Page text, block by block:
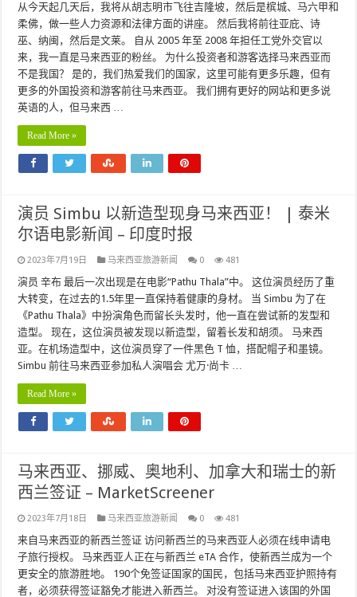
从今天起几天后，我将从胡志明市飞往吉隆坡，然后是槟城、马六甲和
柔佛，做一些人力资源和法律方面的讲座。 然后我将前往亚庇、诗
巫、纳闽，然后是文莱。 自从 2005 年至 2008 年担任工党外交官以
来，我一直是马来西亚的粉丝。 为什么投资者和游客选择马来西亚而
不是我国？ 是的，我们热爱我们的国家，这里可能有更多乐趣，但有
更多的外国投资和游客前往马来西亚。 我们拥有更好的网站和更多说
英语的人，但马来西 …
Read More »
演员 Simbu 以新造型现身马来西亚！ | 泰米
尔语电影新闻 – 印度时报
2023年7月19日 马来西亚旅游新闻 0 481
演员 辛布 最后一次出现是在电影“Pathu Thala”中。 这位演员经历了重
大转变，在过去的1.5年里一直保持着健康的身材。 当 Simbu 为了在
《Pathu Thala》中扮演角色而留长头发时，他一直在尝试新的发型和
造型。 现在，这位演员被发现以新造型，留着长发和胡须。 马来西
亚。在机场造型中，这位演员穿了一件黑色 T 恤，搭配帽子和墨镜。
Simbu 前往马来西亚参加私人演唱会 尤万·尚卡 …
Read More »
马来西亚、挪威、奥地利、加拿大和瑞士的新
西兰签证 – MarketScreener
2023年7月18日 马来西亚旅游新闻 0 481
来自马来西亚的新西兰签证 访问新西兰的马来西亚人必须在线申请电
子旅行授权。 马来西亚人正在与新西兰 eTA 合作，使新西兰成为一个
更安全的旅游胜地。 190个免签证国家的国民，包括马来西亚护照持有
者，必须获得签证豁免才能进入新西兰。 对没有签证进入该国的外国